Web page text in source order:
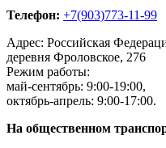
Телефон: +7(903)773-11-99
Адрес: Российская
деревня Фроловское, 276
Режим работы:
май-сентябрь: 9:00-19:00,
октябрь-апрель: 9:00-17:00.
На общественном